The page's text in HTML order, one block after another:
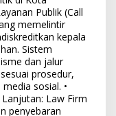
Publik (Call
memelintir
kepala
Sistem
dan jalur
prosedur,
sosial. •
Law Firm
penyebaran